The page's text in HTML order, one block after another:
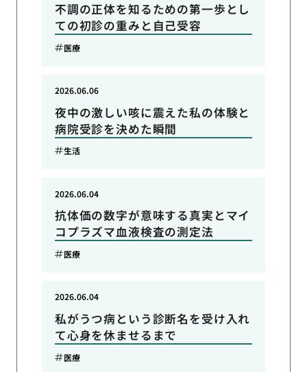
不調の正体を知るための第一歩とし
ての初診の重みと自己受容
医療
夜中の激しい咳に震えた私の体験と
病院受診を決めた瞬間
2026.06.06
生活
抗体価の数字が意味する真実とマイ
コプラズマ血液検査の測定法
2026.06.04
医療
私がうつ病という診断名を受け入れ
て心身を休ませるまで
2026.06.04
医療